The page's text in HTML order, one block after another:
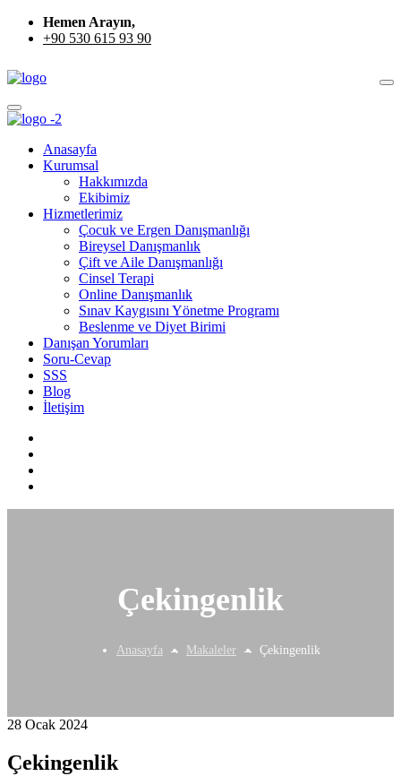
Hemen Arayın,
+90 530 615 93 90
Anasayfa
Kurumsal
Hakkımızda
Ekibimiz
Hizmetlerimiz
Çocuk ve Ergen Danışmanlığı
Bireysel Danışmanlık
Çift ve Aile Danışmanlığı
Cinsel Terapi
Online Danışmanlık
Sınav Kaygısını Yönetme Programı
Beslenme ve Diyet Birimi
Danışan Yorumları
Soru-Cevap
SSS
Blog
İletişim
Çekingenlik
Anasayfa Makaleler Çekingenlik
28 Ocak 2024
Çekingenlik